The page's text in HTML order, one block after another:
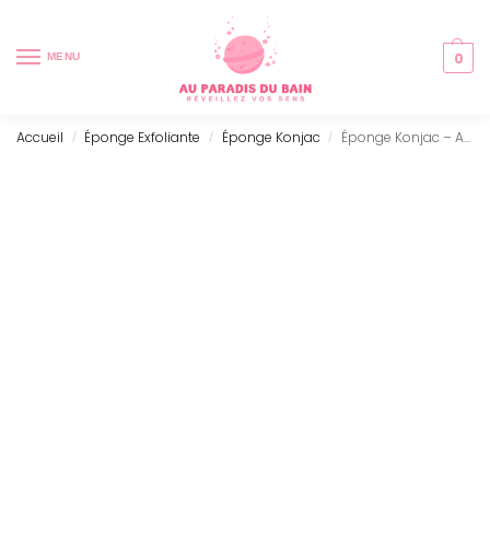
MENU 0
Accueil / Éponge Exfoliante / Éponge Konjac / Éponge Konjac – Argile Rouge – Rajeunissant